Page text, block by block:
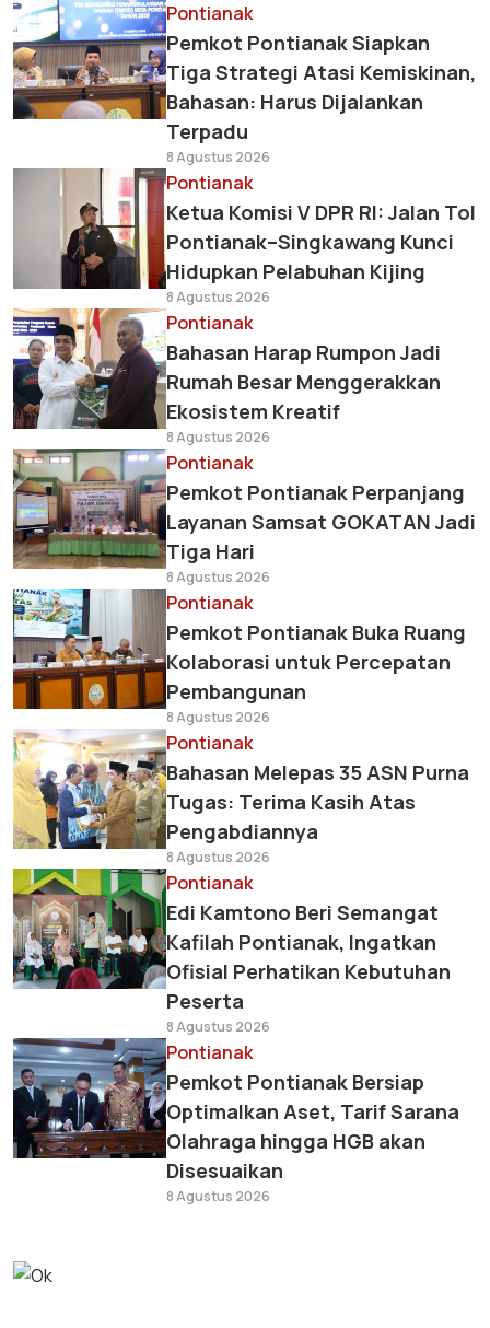
Pontianak
Pemkot Pontianak Siapkan
Tiga Strategi Atasi Kemiskinan,
Bahasan: Harus Dijalankan
Terpadu
8 Agustus 2026
Pontianak
Ketua Komisi V DPR RI: Jalan Tol
Pontianak–Singkawang Kunci
Hidupkan Pelabuhan Kijing
8 Agustus 2026
Pontianak
Bahasan Harap Rumpon Jadi
Rumah Besar Menggerakkan
Ekosistem Kreatif
8 Agustus 2026
Pontianak
Pemkot Pontianak Perpanjang
Layanan Samsat GOKATAN Jadi
Tiga Hari
8 Agustus 2026
Pontianak
Pemkot Pontianak Buka Ruang
Kolaborasi untuk Percepatan
Pembangunan
8 Agustus 2026
Pontianak
Bahasan Melepas 35 ASN Purna
Tugas: Terima Kasih Atas
Pengabdiannya
8 Agustus 2026
Pontianak
Edi Kamtono Beri Semangat
Kafilah Pontianak, Ingatkan
Ofisial Perhatikan Kebutuhan
Peserta
8 Agustus 2026
Pontianak
Pemkot Pontianak Bersiap
Optimalkan Aset, Tarif Sarana
Olahraga hingga HGB akan
Disesuaikan
8 Agustus 2026